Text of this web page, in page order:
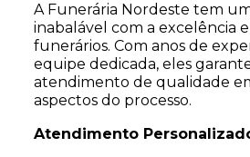
A Funerária Nordeste tem
inabalável com a excelência
funerários. Com anos de
equipe dedicada, eles
atendimento de qualidade
aspectos do processo.
Atendimento